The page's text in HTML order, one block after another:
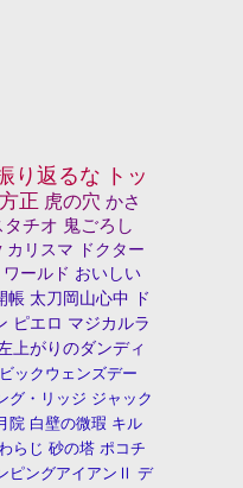
り返るな トッ
正 虎の穴 かさ
タチオ 鬼ごろし
カリスマ
ドクター
ールド おいしい
帳 太刀岡山心中
ド
ピエロ マジカルラ
上がりのダンディ
ビックウェンズデー
グ・リッジ ジャック
院 白壁の微瑕 キル
らじ 砂の塔 ポコチ
ピングアイアンⅡ デ